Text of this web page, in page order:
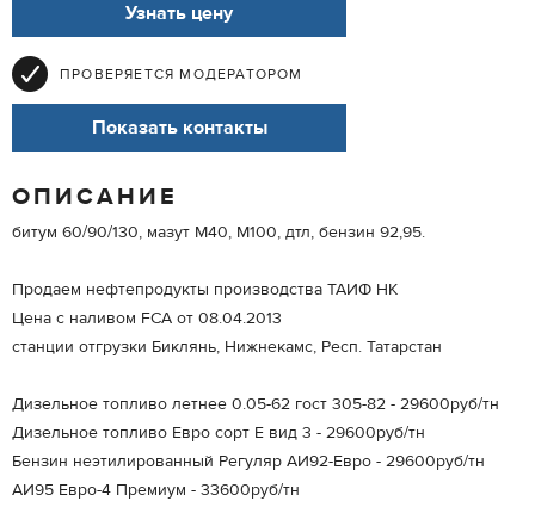
Узнать цену
ПРОВЕРЯЕТСЯ МОДЕРАТОРОМ
Показать контакты
ОПИСАНИЕ
битум 60/90/130, мазут М40, М100, дтл, бензин 92,95.
Продаем нефтепродукты производства ТАИФ НК
Цена с наливом FCA от 08.04.2013
станции отгрузки Биклянь, Нижнекамс, Респ. Татарстан
Дизельное топливо летнее 0.05-62 гост 305-82 - 29600руб/тн
Дизельное топливо Евро сорт Е вид 3 - 29600руб/тн
Бензин неэтилированный Регуляр АИ92-Евро - 29600руб/тн
АИ95 Евро-4 Премиум - 33600руб/тн